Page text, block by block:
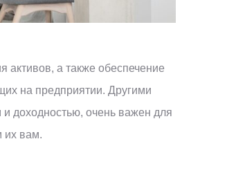
активов, а также обеспечение
на предприятии. Другими
доходностью, очень важен для
их вам.